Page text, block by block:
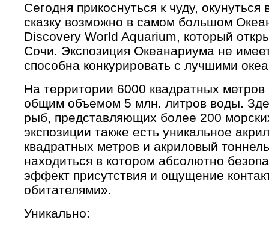
Сегодня прикоснуться к чуду,
сказку возможно в самом большом
Discovery World Aquarium, который
Сочи. Экспозиция Океанариума не
способна конкурировать с лучшими
На территории 6000 квадратных
общим объемом 5 млн. литров воды.
рыб, представляющих более 200
экспозиции также есть уникальное
квадратных метров и акриловый
находиться в котором абсолютно
эффект присутствия и ощущение
обитателями».
Уникально: